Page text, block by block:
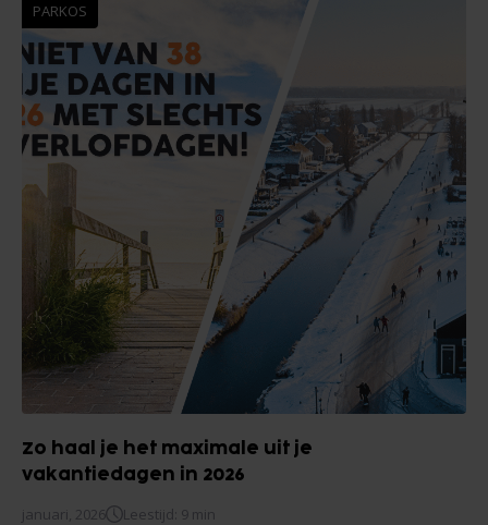
PARKOS
Zo haal je het maximale uit je
vakantiedagen in 2026
januari, 2026 Leestijd: 9 min